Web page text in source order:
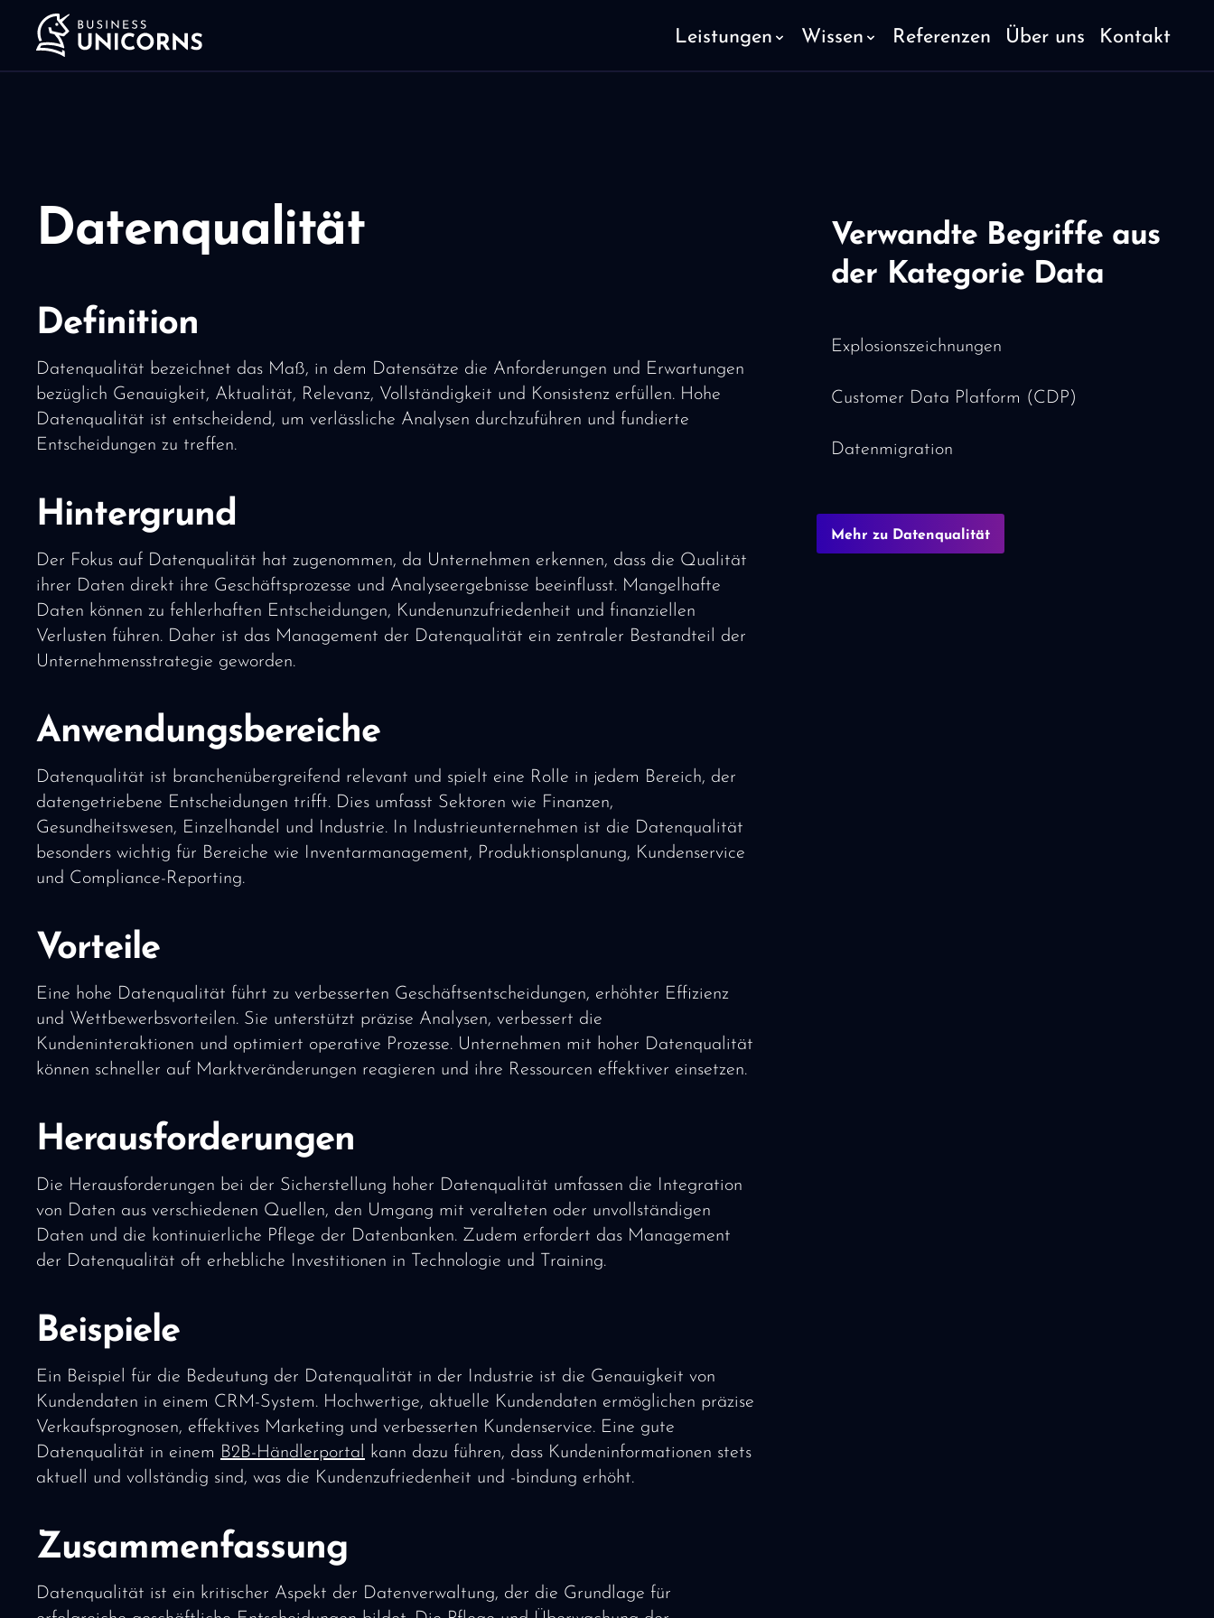
Leistungen Wissen Referenzen Über uns Kontakt
Datenqualität
Definition
Datenqualität bezeichnet das Maß, in dem Datensätze die Anforderungen und Erwartungen
bezüglich Genauigkeit, Aktualität, Relevanz, Vollständigkeit und Konsistenz erfüllen. Hohe
Datenqualität ist entscheidend, um verlässliche Analysen durchzuführen und fundierte
Entscheidungen zu treffen.
Hintergrund
Der Fokus auf Datenqualität hat zugenommen, da Unternehmen erkennen, dass die Qualität
ihrer Daten direkt ihre Geschäftsprozesse und Analyseergebnisse beeinflusst. Mangelhafte
Daten können zu fehlerhaften Entscheidungen, Kundenunzufriedenheit und finanziellen
Verlusten führen. Daher ist das Management der Datenqualität ein zentraler Bestandteil der
Unternehmensstrategie geworden.
Anwendungsbereiche
Datenqualität ist branchenübergreifend relevant und spielt eine Rolle in jedem Bereich, der
datengetriebene Entscheidungen trifft. Dies umfasst Sektoren wie Finanzen,
Gesundheitswesen, Einzelhandel und Industrie. In Industrieunternehmen ist die Datenqualität
besonders wichtig für Bereiche wie Inventarmanagement, Produktionsplanung, Kundenservice
und Compliance-Reporting.
Vorteile
Eine hohe Datenqualität führt zu verbesserten Geschäftsentscheidungen, erhöhter Effizienz
und Wettbewerbsvorteilen. Sie unterstützt präzise Analysen, verbessert die
Kundeninteraktionen und optimiert operative Prozesse. Unternehmen mit hoher Datenqualität
können schneller auf Marktveränderungen reagieren und ihre Ressourcen effektiver einsetzen.
Herausforderungen
Die Herausforderungen bei der Sicherstellung hoher Datenqualität umfassen die Integration
von Daten aus verschiedenen Quellen, den Umgang mit veralteten oder unvollständigen
Daten und die kontinuierliche Pflege der Datenbanken. Zudem erfordert das Management
der Datenqualität oft erhebliche Investitionen in Technologie und Training.
Beispiele
Ein Beispiel für die Bedeutung der Datenqualität in der Industrie ist die Genauigkeit von
Kundendaten in einem CRM-System. Hochwertige, aktuelle Kundendaten ermöglichen präzise
Verkaufsprognosen, effektives Marketing und verbesserten Kundenservice. Eine gute
Datenqualität in einem B2B-Händlerportal kann dazu führen, dass Kundeninformationen stets
aktuell und vollständig sind, was die Kundenzufriedenheit und -bindung erhöht.
Zusammenfassung
Datenqualität ist ein kritischer Aspekt der Datenverwaltung, der die Grundlage für
Verwandte Begriffe aus
der Kategorie Data
Explosionszeichnungen
Customer Data Platform (CDP)
Datenmigration
Mehr zu Datenqualität